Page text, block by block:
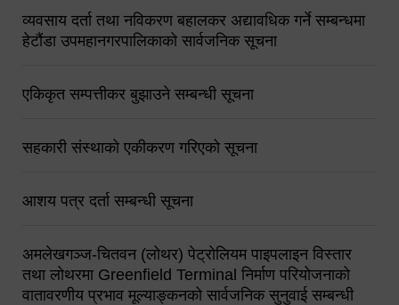
व्यवसाय दर्ता तथा नविकरण बहालकर अद्यावधिक गर्ने सम्बन्धमा
हेटौंडा उपमहानगरपालिकाको सार्वजनिक सूचना
एकिकृत सम्पत्तीकर बुझाउने सम्बन्धी सूचना
सहकारी संस्थाको एकीकरण गरिएको सूचना
आशय पत्र दर्ता सम्बन्धी सूचना
अमलेखगञ्ज-चितवन (लोथर) पेट्रोलियम पाइपलाइन विस्तार
तथा लोथरमा Greenfield Terminal निर्माण परियोजनाको
वातावरणीय प्रभाव मूल्याङ्कनको सार्वजनिक सुनुवाई सम्बन्धी